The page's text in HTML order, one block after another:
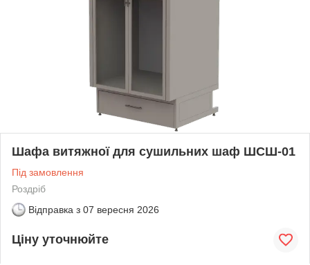
Шафа витяжної для сушильних шаф ШСШ-01
Під замовлення
Роздріб
Відправка з 07 вересня 2026
Ціну уточнюйте